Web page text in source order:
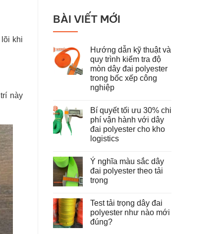
khi
này
BÀI VIẾT MỚI
Hướng dẫn kỹ thuật và
quy trình kiểm tra độ
mòn dây đai polyester
trong bốc xếp công
nghiệp
bình
luận
ở
Hướng
dẫn
kỹ
quy
trình
kiểm
tra
dây
đai
polyester
trong
bốc
Bí quyết tối ưu 30% chi
phí vận hành với dây
đai polyester cho kho
logistics
bình
luận
ở
Bí
ưu
30%
chi
phí
vận
Ý nghĩa màu sắc dây
đai polyester theo tải
trọng
bình
luận
ở
Ý
Test tải trọng dây đai
polyester như nào mới
đúng?